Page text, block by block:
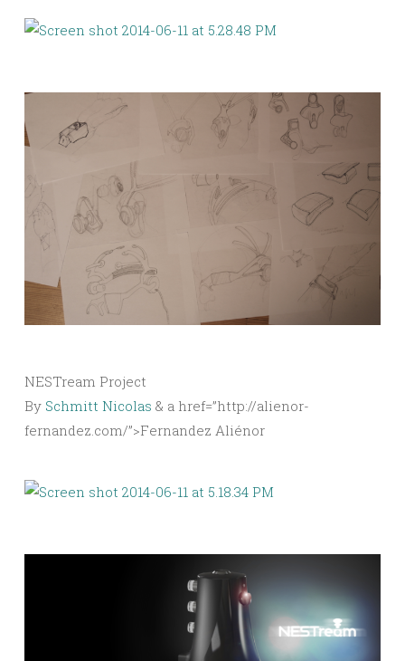
NESTream Project
By Schmitt Nicolas & a href=”http://alienor-
fernandez.com/”>Fernandez Aliénor